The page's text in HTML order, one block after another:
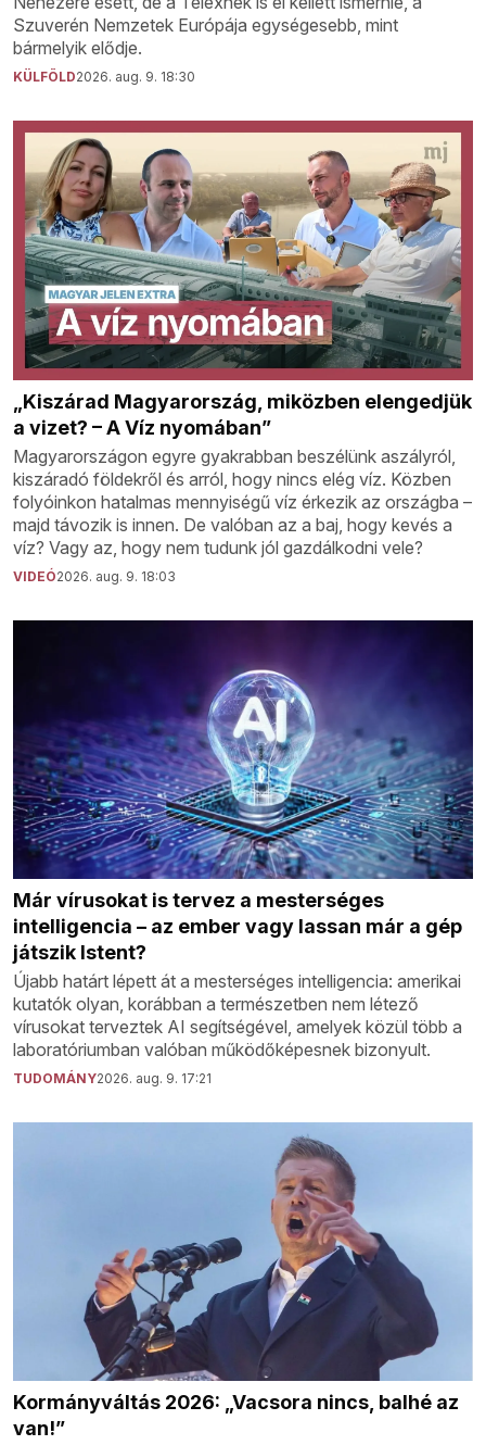
Szuverén Nemzetek Európája egységesebb, mint
bármelyik elődje.
KÜLFÖLD2026. aug. 9. 18:30
„Kiszárad Magyarország, miközben elengedjük
a vizet? – A Víz nyomában”
Magyarországon egyre gyakrabban beszélünk aszályról,
kiszáradó földekről és arról, hogy nincs elég víz. Közben
folyóinkon hatalmas mennyiségű víz érkezik az országba –
majd távozik is innen. De valóban az a baj, hogy kevés a
víz? Vagy az, hogy nem tudunk jól gazdálkodni vele?
VIDEÓ2026. aug. 9. 18:03
Már vírusokat is tervez a mesterséges
intelligencia – az ember vagy lassan már a gép
játszik Istent?
Újabb határt lépett át a mesterséges intelligencia: amerikai
kutatók olyan, korábban a természetben nem létező
vírusokat terveztek AI segítségével, amelyek közül több a
laboratóriumban valóban működőképesnek bizonyult.
TUDOMÁNY2026. aug. 9. 17:21
Kormányváltás 2026: „Vacsora nincs, balhé az
van!”